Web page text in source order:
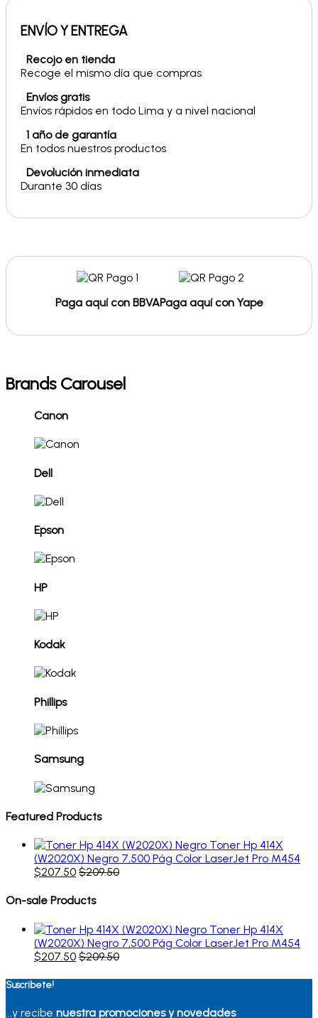
ENVÍO Y ENTREGA
Recojo en tienda
Recoge el mismo día que compras
Envíos gratis
Envíos rápidos en todo Lima y a nivel nacional
1 año de garantía
En todos nuestros productos
Devolución inmediata
Durante 30 días
Paga aquí con BBVAPaga aquí con Yape
Brands Carousel
Canon
Dell
Epson
HP
Kodak
Phillips
Samsung
Featured Products
Toner Hp 414X
(W2020X) Negro 7,500 Pág Color LaserJet Pro M454
$207.50 $209.50
On-sale Products
Toner Hp 414X
(W2020X) Negro 7,500 Pág Color LaserJet Pro M454
$207.50 $209.50
Suscribete!
...y recibe nuestra promociones y novedades